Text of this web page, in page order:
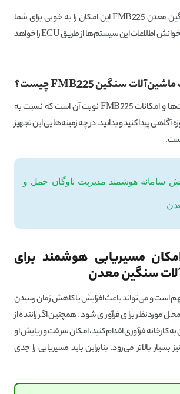
ردیاب ماشین‌آلات سنگین معدن FMB225 این امکان را به خوبی برای شما
فراهم می‌کند و امکان خوانش اطلاعات این سیستم‌ها از طریق ECU را خواهد
ماشین‌آلات سنگینFMB225چیست؟
پس از آشنایی با قابلیت‌ها و امکانات FMB225 نوبت آن است که نسبت به
پیدا کنید و بدانید، در چه زمینه‌هایی این تجهیز
سامانه هوشمند مدیریت ناوگان حمل و
مسیر‌یابی هوشمند برای
سنگین معدن
است و می‌تواند باعث افزایش یا کاهش زمان رسیدن
برای فرآوری شود. همچنین اگر راننده از
کارخانه فرآوری اقدام کنید، امکان سرقت و ربایش او
بالاتر می‌رود. بنابراین باید مسیریابی را جدی